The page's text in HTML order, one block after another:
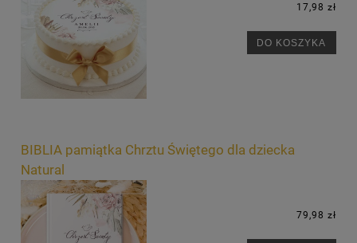
17,98 zł
DO KOSZYKA
BIBLIA pamiątka Chrztu Świętego dla dziecka
Natural
79,98 zł